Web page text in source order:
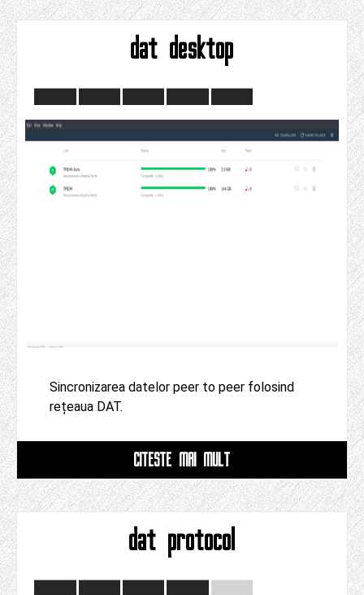
dat desktop
Sincronizarea datelor peer to peer folosind
rețeaua DAT.
CITESTE MAI MULT
dat protocol